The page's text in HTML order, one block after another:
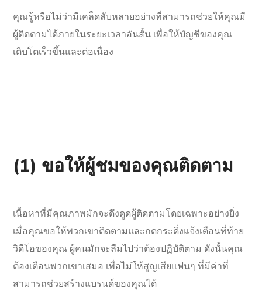
คุณรู้หรือไม่ว่ามีเคล็ดลับหลายอย่างที่สามารถช่วยให้คุณมี
ผู้ติดตามได้ภายในระยะเวลาอันสั้น เพื่อให้บัญชีของคุณ
เติบโตเร็วขึ้นและต่อเนื่อง
(1) ขอให้ผู้ชมของคุณติดตาม
เนื้อหาที่มีคุณภาพมักจะดึงดูดผู้ติดตามโดยเฉพาะอย่างยิ่ง
เมื่อคุณขอให้พวกเขาติดตามและกดกระดิ่งแจ้งเตือนที่ท้าย
วิดีโอของคุณ ผู้คนมักจะลืมไปว่าต้องปฏิบัติตาม ดังนั้นคุณ
ต้องเตือนพวกเขาเสมอ เพื่อไม่ให้สูญเสียแฟนๆ ที่มีค่าที่
สามารถช่วยสร้างแบรนด์ของคุณได้